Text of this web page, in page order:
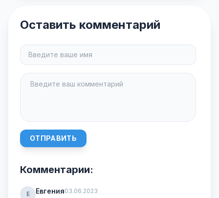
Оставить комментарий
ОТПРАВИТЬ
Комментарии:
Е Евгения03.06.2023